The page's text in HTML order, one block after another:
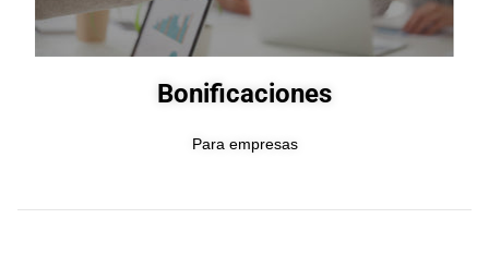
Bonificaciones
Para empresas